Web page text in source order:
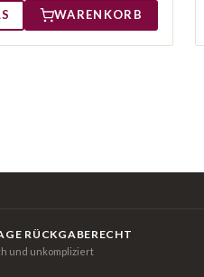
WARENKORB
RÜCKGABERECHT
und unkompliziert